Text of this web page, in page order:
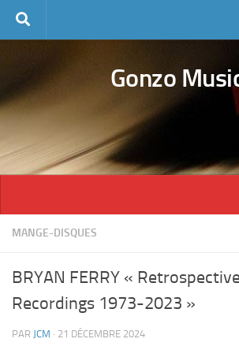
Skip to content
Gonzo
MANGE-DISQUES
BRYAN FERRY «
Recordings 1973-2023 »
PAR JCM · 21 DÉCEMBRE 2024